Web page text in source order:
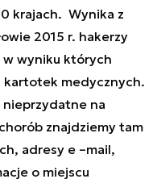
krajach. Wynika z
2015 r. hakerzy
wyniku których
kartotek medycznych.
nieprzydatne na
znajdziemy tam
adresy e –mail,
o miejscu